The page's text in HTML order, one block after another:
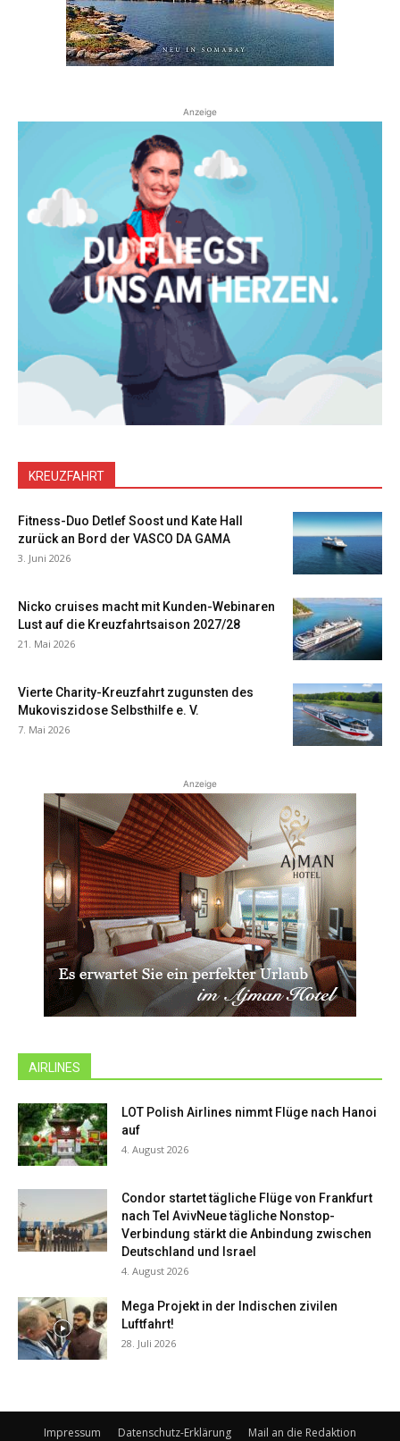
Anzeige
KREUZFAHRT
Fitness-Duo Detlef Soost und Kate Hall
zurück an Bord der VASCO DA GAMA
3. Juni 2026
Nicko cruises macht mit Kunden-Webinaren
Lust auf die Kreuzfahrtsaison 2027/28
21. Mai 2026
Vierte Charity-Kreuzfahrt zugunsten des
Mukoviszidose Selbsthilfe e. V.
7. Mai 2026
Anzeige
AIRLINES
LOT Polish Airlines nimmt Flüge nach Hanoi
auf
4. August 2026
Condor startet tägliche Flüge von Frankfurt
nach Tel AvivNeue tägliche Nonstop-
Verbindung stärkt die Anbindung zwischen
Deutschland und Israel
4. August 2026
Mega Projekt in der Indischen zivilen
Luftfahrt!
28. Juli 2026
Impressum Datenschutz-Erklärung Mail an die Redaktion